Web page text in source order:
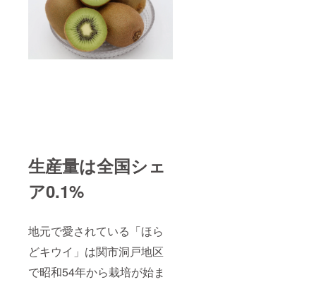
生産量は全国シェ
ア0.1%
地元で愛されている「ほら
どキウイ」は関市洞戸地区
で昭和54年から栽培が始ま